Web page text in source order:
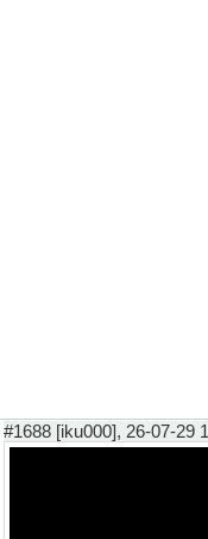
#1688 [iku000], 26-07-29